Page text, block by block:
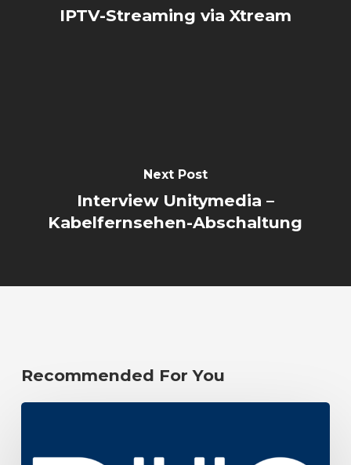
IPTV-Streaming via Xtream
Next Post
Interview Unitymedia –
Kabelfernsehen-Abschaltung
Recommended For You